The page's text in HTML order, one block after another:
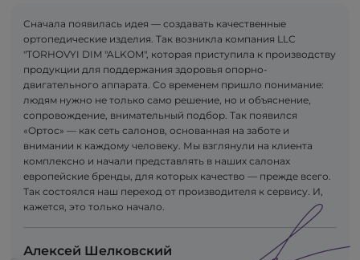
Сначала появилась идея — создавать качественные
ортопедические изделия. Так возникла компания LLC
"TORHOVYI DIM "ALKOM", которая приступила к производству
продукции для поддержания здоровья опорно-
двигательного аппарата. Со временем пришло понимание:
людям нужно не только само решение, но и объяснение,
сопровождение, внимательный подбор. Так появился
«Ортос» — как сеть салонов, основанная на заботе и
внимании к каждому человеку. Мы взглянули на клиента
комплексно и начали представлять в наших салонах
европейские бренды, для которых качество — прежде всего.
Так состоялся наш переход от производителя к сервису. И,
кажется, это только начало.
Алексей Шелковский